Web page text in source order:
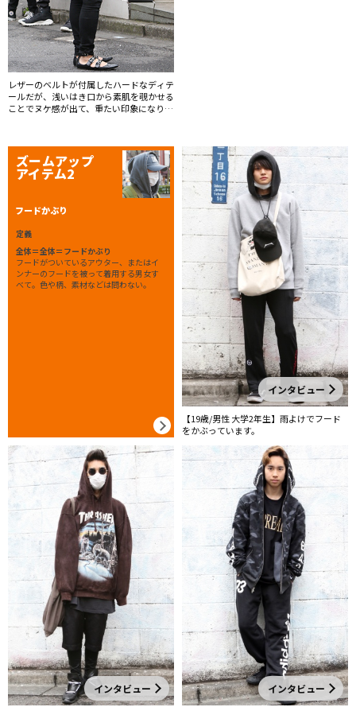
レザーのベルトが付属したハードなディテ
ールだが、浅いはき口から素肌を覗かせる
ことでヌケ感が出て、重たい印象になりす
ズームアップ
アイテム2
フードかぶり
定義
全体＝全体＝フードかぶり
フードがついているアウター、またはイ
ンナーのフードを被って着用する男女す
べて。色や柄、素材などは問わない。
インタビュー
【19歳/男性 大学2年生】雨よけでフード
をかぶっています。
インタビュー インタビュー